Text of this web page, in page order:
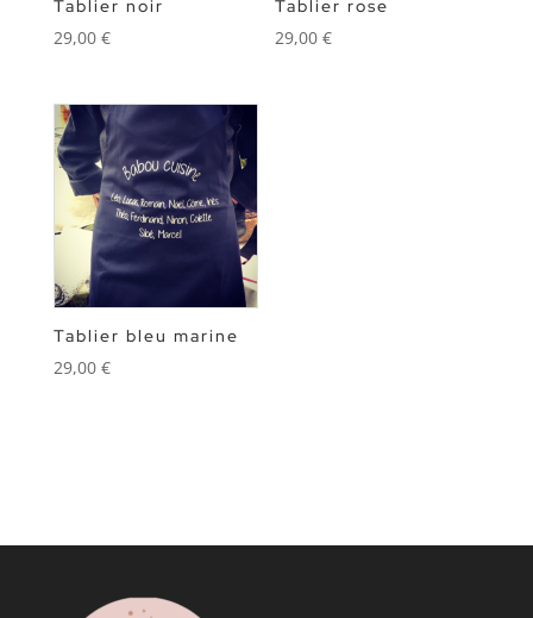
Tablier noir
29,00 €
Tablier rose
29,00€
Tablier bleu marine
29,00 €